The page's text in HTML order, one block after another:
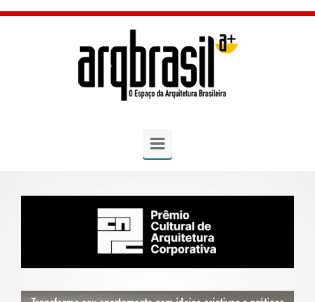
Skip to main content